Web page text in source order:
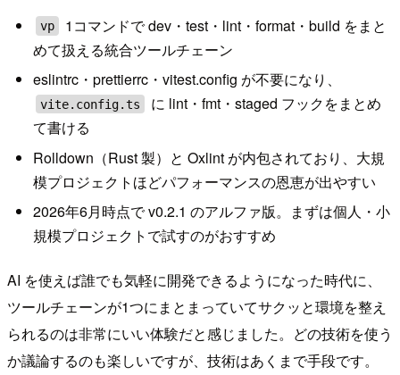
vp
1コマンドで dev・test・lint・format・build をまと
めて扱える統合ツールチェーン
eslintrc・prettierrc・vitest.config が不要になり、
vite.config.ts
に lint・fmt・staged フックをまとめ
て書ける
Rolldown（Rust 製）と Oxlint が内包されており、大規
模プロジェクトほどパフォーマンスの恩恵が出やすい
2026年6月時点で v0.2.1 のアルファ版。まずは個人・小
規模プロジェクトで試すのがおすすめ
AI を使えば誰でも気軽に開発できるようになった時代に、
ツールチェーンが1つにまとまっていてサクッと環境を整え
られるのは非常にいい体験だと感じました。どの技術を使う
か議論するのも楽しいですが、技術はあくまで手段です。